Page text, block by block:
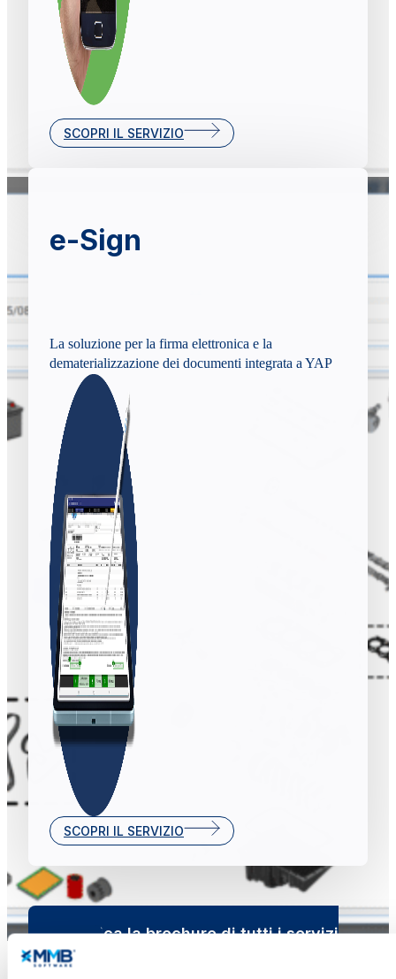
SCOPRI IL SERVIZIO
e-Sign
La soluzione per la firma elettronica e la
dematerializzazione dei documenti integrata a YAP
SCOPRI IL SERVIZIO
Scarica la brochure di tutti i servizi
MMB